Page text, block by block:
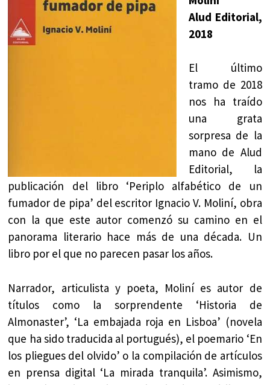
Alud Editorial,
2018
El último
tramo de 2018
nos ha traído
una grata
sorpresa de la
mano de Alud
Editorial, la
publicación del libro ‘Periplo alfabético de un
fumador de pipa’ del escritor Ignacio V. Moliní, obra
con la que este autor comenzó su camino en el
panorama literario hace más de una década. Un
libro por el que no parecen pasar los años.
Narrador, articulista y poeta, Moliní es autor de
títulos como la sorprendente ‘Historia de
Almonaster’, ‘La embajada roja en Lisboa’ (novela
que ha sido traducida al portugués), el poemario ‘En
los pliegues del olvido’ o la compilación de artículos
en prensa digital ‘La mirada tranquila’. Asimismo,